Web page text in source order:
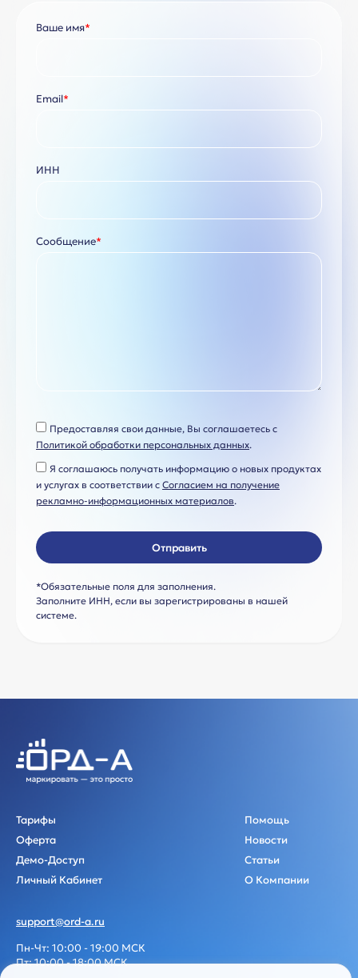
Ваше имя*
Email*
ИНН
Сообщение*
Предоставляя свои данные, Вы соглашаетесь с
Политикой обработки персональных данных.
Я соглашаюсь получать информацию о новых продуктах
и услугах в соответствии с Согласием на получение
рекламно-информационных материалов.
*Обязательные поля для заполнения.
Заполните ИНН, если вы зарегистрированы в нашей
системе.
Отправить
Тарифы
Оферта
Демо-Доступ
Личный Кабинет
Помощь
Новости
Статьи
О Компании
support@ord-a.ru
Пн-Чт: 10:00 - 19:00 МСК
Пт: 10:00 - 18:00 МСК